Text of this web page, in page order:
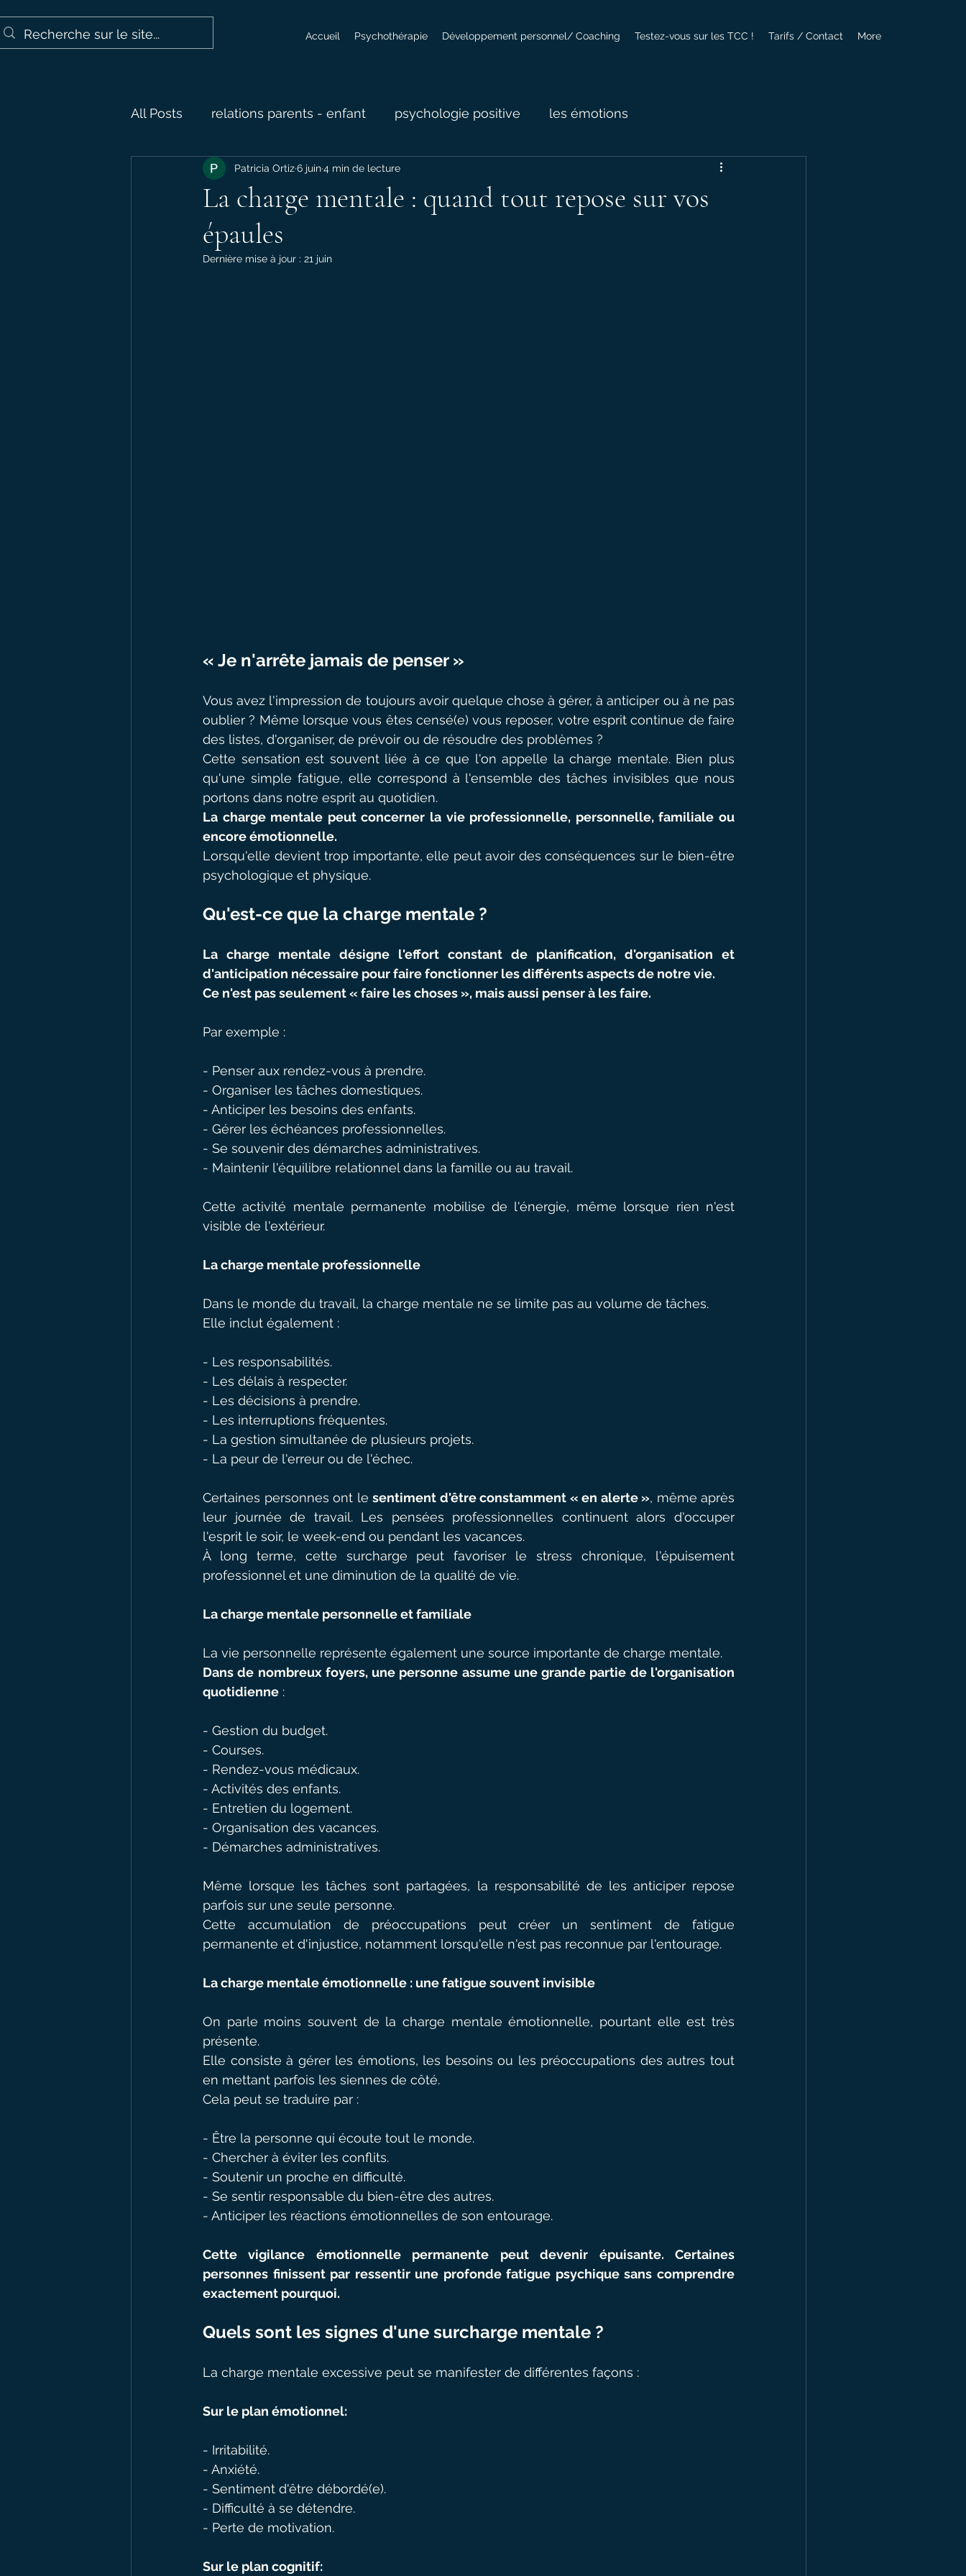
Accueil Psychothérapie Développement personnel/ Coaching Testez-vous sur les TCC ! Tarifs / Contact More
All Posts relations parents - enfant psychologie positive les émotions
les méthodes thérapeutiques Les liens d'attachement
La charge mentale : quand tout repose sur vos
épaules
Patricia Ortiz6 juin4 min de lecture
Dernière mise à jour : 21 juin
« Je n'arrête jamais de penser »
Vous avez l'impression de toujours avoir quelque chose à gérer, à anticiper ou à ne pas
oublier ? Même lorsque vous êtes censé(e) vous reposer, votre esprit continue de faire
des listes, d'organiser, de prévoir ou de résoudre des problèmes ?
Cette sensation est souvent liée à ce que l'on appelle la charge mentale. Bien plus
qu'une simple fatigue, elle correspond à l'ensemble des tâches invisibles que nous
portons dans notre esprit au quotidien.
La charge mentale peut concerner la vie professionnelle, personnelle, familiale ou
encore émotionnelle.
Lorsqu'elle devient trop importante, elle peut avoir des conséquences sur le bien-être
psychologique et physique.
Qu'est-ce que la charge mentale ?
La charge mentale désigne l'effort constant de planification, d'organisation et
d'anticipation nécessaire pour faire fonctionner les différents aspects de notre vie.
Ce n'est pas seulement « faire les choses », mais aussi penser à les faire.
Par exemple :
- Penser aux rendez-vous à prendre.
- Organiser les tâches domestiques.
- Anticiper les besoins des enfants.
- Gérer les échéances professionnelles.
- Se souvenir des démarches administratives.
- Maintenir l'équilibre relationnel dans la famille ou au travail.
Cette activité mentale permanente mobilise de l'énergie, même lorsque rien n'est
visible de l'extérieur.
La charge mentale professionnelle
Dans le monde du travail, la charge mentale ne se limite pas au volume de tâches.
Elle inclut également :
- Les responsabilités.
- Les délais à respecter.
- Les décisions à prendre.
- Les interruptions fréquentes.
- La gestion simultanée de plusieurs projets.
- La peur de l'erreur ou de l'échec.
Certaines personnes ont le sentiment d'être constamment « en alerte », même après
leur journée de travail. Les pensées professionnelles continuent alors d'occuper
l'esprit le soir, le week-end ou pendant les vacances.
À long terme, cette surcharge peut favoriser le stress chronique, l'épuisement
professionnel et une diminution de la qualité de vie.
La charge mentale personnelle et familiale
La vie personnelle représente également une source importante de charge mentale.
Dans de nombreux foyers, une personne assume une grande partie de l'organisation
quotidienne :
- Gestion du budget.
- Courses.
- Rendez-vous médicaux.
- Activités des enfants.
- Entretien du logement.
- Organisation des vacances.
- Démarches administratives.
Même lorsque les tâches sont partagées, la responsabilité de les anticiper repose
parfois sur une seule personne.
Cette accumulation de préoccupations peut créer un sentiment de fatigue
permanente et d'injustice, notamment lorsqu'elle n'est pas reconnue par l'entourage.
La charge mentale émotionnelle : une fatigue souvent invisible
On parle moins souvent de la charge mentale émotionnelle, pourtant elle est très
présente.
Elle consiste à gérer les émotions, les besoins ou les préoccupations des autres tout
en mettant parfois les siennes de côté.
Cela peut se traduire par :
- Être la personne qui écoute tout le monde.
- Chercher à éviter les conflits.
- Soutenir un proche en difficulté.
- Se sentir responsable du bien-être des autres.
- Anticiper les réactions émotionnelles de son entourage.
Cette vigilance émotionnelle permanente peut devenir épuisante. Certaines
personnes finissent par ressentir une profonde fatigue psychique sans comprendre
exactement pourquoi.
Quels sont les signes d'une surcharge mentale ?
La charge mentale excessive peut se manifester de différentes façons :
Sur le plan émotionnel:
- Irritabilité.
- Anxiété.
- Sentiment d'être débordé(e).
- Difficulté à se détendre.
- Perte de motivation.
Sur le plan cognitif: